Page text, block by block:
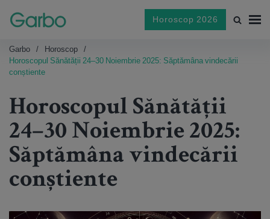
Horoscop 2026
Garbo
Horoscop
Horoscopul Sănătății 24–30 Noiembrie 2025: Săptămâna vindecării
conștiente
Horoscopul Sănătății
24–30 Noiembrie 2025:
Săptămâna vindecării
conștiente